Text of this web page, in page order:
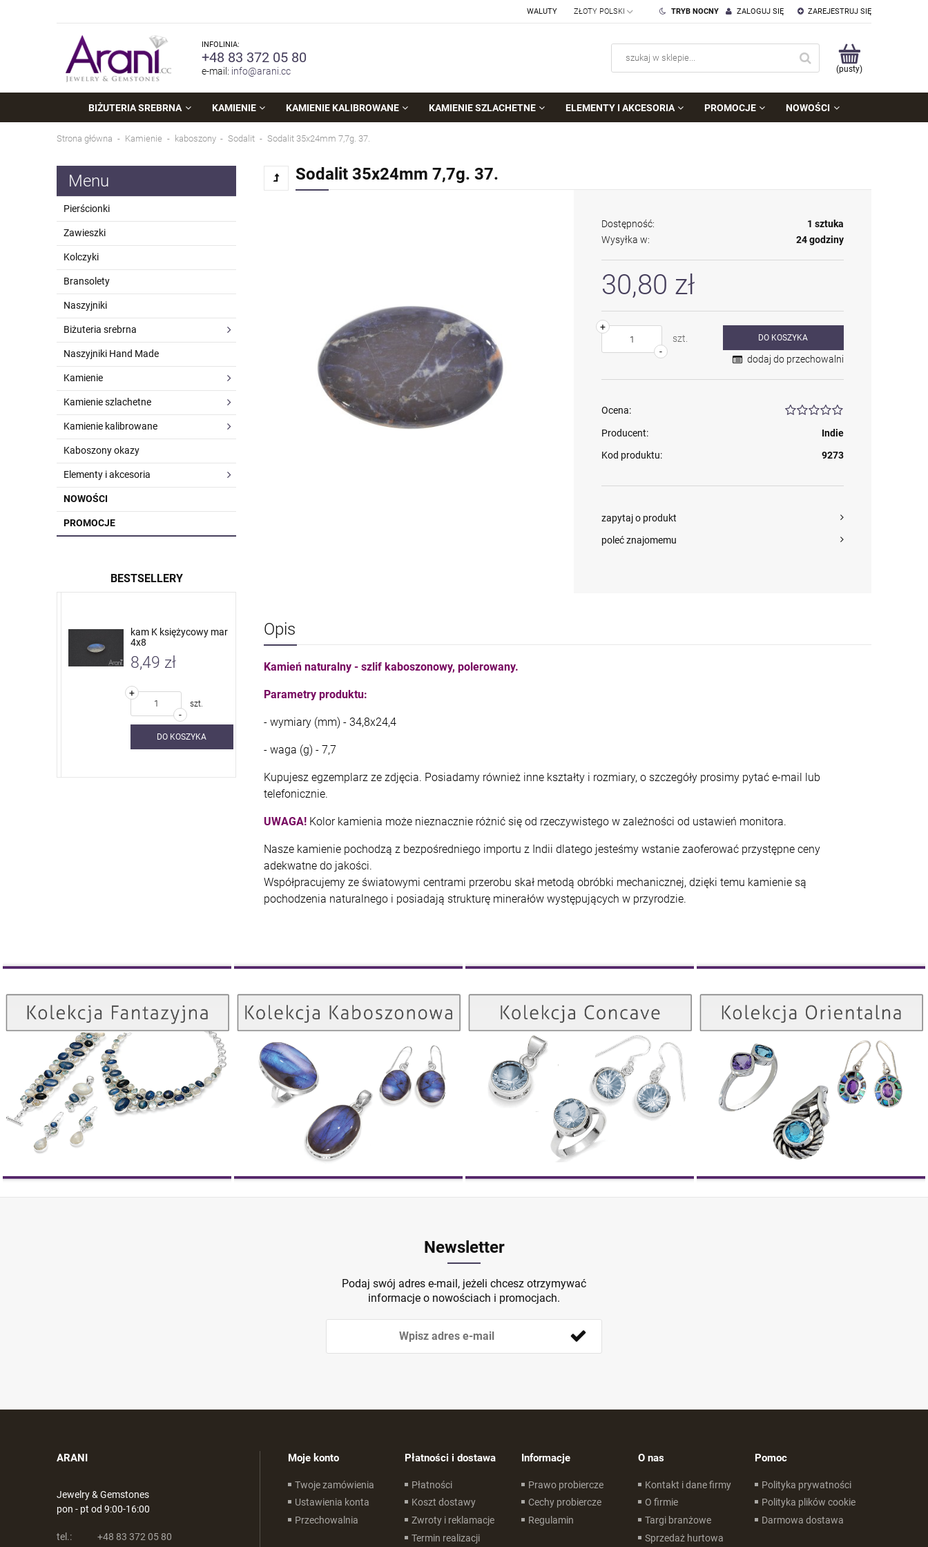
ZAREJESTRUJ SIĘ
ZALOGUJ SIĘ
TRYB NOCNY
WALUTY
INFOLINIA:
+48 83 372 05 80
e-mail: info@arani.cc (pusty)
BIŻUTERIA SREBRNA KAMIENIE KAMIENIE KALIBROWANE KAMIENIE SZLACHETNE ELEMENTY I AKCESORIA PROMOCJE NOWOŚCI
Strona główna Kamienie kaboszony Sodalit Sodalit 35x24mm 7,7g. 37.
Menu
Pierścionki
Zawieszki
Kolczyki
Bransolety
Naszyjniki
Biżuteria srebrna
Naszyjniki Hand Made
Kamienie
Kamienie szlachetne
Kamienie kalibrowane
Kaboszony okazy
Elementy i akcesoria
NOWOŚCI
PROMOCJE
BESTSELLERY
kam K księżycowy mar
4x8
8,49 zł
+
szt.
DO KOSZYKA
4,71 zł
+
7,11 zł
Sodalit 35x24mm 7,7g. 37.
Dostępność:
1 sztuka
Wysyłka w:
24 godziny
30,80 zł
-
+
szt.
DO KOSZYKA
dodaj do przechowalni
Ocena:
Producent:
Indie
Kod produktu:
9273
zapytaj o produkt
poleć znajomemu
Opis
Kamień naturalny - szlif kaboszonowy, polerowany.
Parametry produktu:
- wymiary (mm) - 34,8x24,4
- waga (g) - 7,7
Kupujesz egzemplarz ze zdjęcia. Posiadamy również inne kształty i rozmiary, o szczegóły prosimy pytać e-mail lub
telefonicznie.
UWAGA! Kolor kamienia może nieznacznie różnić się od rzeczywistego w zależności od ustawień monitora.
Nasze kamienie pochodzą z bezpośredniego importu z Indii dlatego jesteśmy wstanie zaoferować przystępne ceny
adekwatne do jakości.
Współpracujemy ze światowymi centrami przerobu skał metodą obróbki mechanicznej, dzięki temu kamienie są
pochodzenia naturalnego i posiadają strukturę minerałów występujących w przyrodzie.
Kolekcja Fantazyjna
ZOBACZ
Kolekcja Kaboszonowa
ZOBACZ
Kolekcja Concave
ZOBACZ
Kolekcja Orientalna
ZOBACZ
Newsletter
Podaj swój adres e-mail, jeżeli chcesz otrzymywać
informacje o nowościach i promocjach.
ARANI
Jewelry & Gemstones
pon - pt od 9:00-16:00
tel.: +48 83 372 05 80
Moje konto
Twoje zamówienia
Ustawienia konta
Przechowalnia
Płatności i dostawa
Płatności
Koszt dostawy
Zwroty i reklamacje
Termin realizacji
Informacje
Prawo probiercze
Cechy probiercze
Regulamin
O nas
Kontakt i dane firmy
O firmie
Targi branżowe
Sprzedaż hurtowa
Pomoc
Polityka prywatności
Polityka plików cookie
Darmowa dostawa